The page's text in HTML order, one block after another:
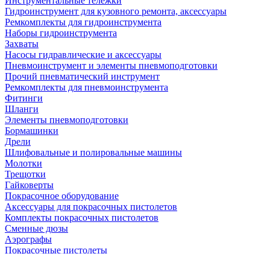
Гидроинструмент для кузовного ремонта, аксессуары
Ремкомплекты для гидроинструмента
Наборы гидроинструмента
Захваты
Насосы гидравлические и аксессуары
Пневмоинструмент и элементы пневмоподготовки
Прочий пневматический инструмент
Ремкомплекты для пневмоинструмента
Фитинги
Шланги
Элементы пневмоподготовки
Бормашинки
Дрели
Шлифовальные и полировальные машины
Молотки
Трещотки
Гайковерты
Покрасочное оборудование
Аксессуары для покрасочных пистолетов
Комплекты покрасочных пистолетов
Сменные дюзы
Аэрографы
Покрасочные пистолеты